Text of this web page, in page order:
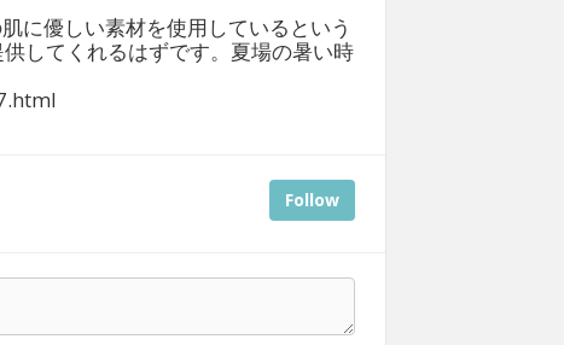
に優しい素材を使用しているという
してくれるはずです。夏場の暑い時
Follow